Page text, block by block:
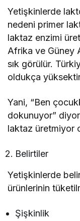
Yetişkinlerde
nedeni primer
laktaz enzimi
Afrika ve Güney
sık görülür.
oldukça
Yani, “Ben
dokunuyor”
laktaz üretmiyor
Belirtiler
Yetişkinlerde
ürünlerinin
Şişkinlik